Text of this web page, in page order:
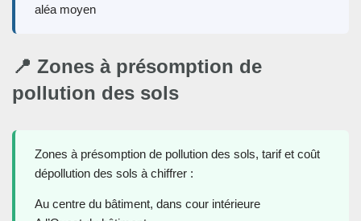
aléa moyen
📍 Zones à présomption de
pollution des sols
Zones à présomption de pollution des sols, tarif et coût
dépollution des sols à chiffrer :
Au centre du bâtiment, dans cour intérieure